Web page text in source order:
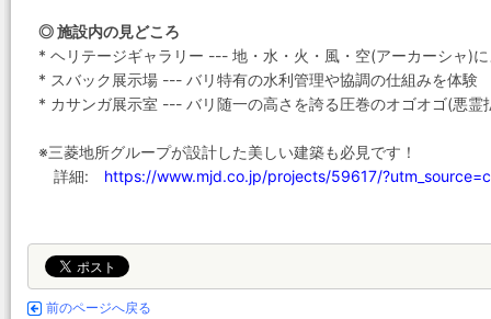
◎ 施設内の見どころ
* ヘリテージギャラリー --- 地・水・火・風・空(アーカーシャ)
* スバック展示場 --- バリ特有の水利管理や協調の仕組みを体験
* カサンガ展示室 --- バリ随一の高さを誇る圧巻のオゴオゴ(悪霊
※三菱地所グループが設計した美しい建築も必見です！
詳細: https://www.mjd.co.jp/projects/59617/
前のページへ戻る